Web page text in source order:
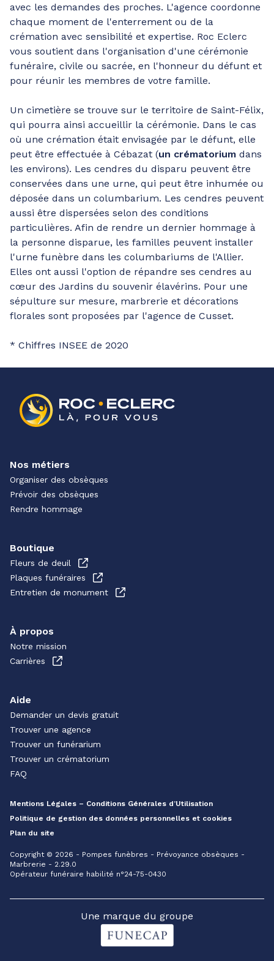
avec les demandes des proches. L'agence coordonne
chaque moment de l'enterrement ou de la
crémation avec sensibilité et expertise. Roc Eclerc
vous soutient dans l'organisation d'une cérémonie
funéraire, civile ou sacrée, en l'honneur du défunt et
pour réunir les membres de votre famille.
Un cimetière se trouve sur le territoire de Saint-Félix,
qui pourra ainsi accueillir la cérémonie. Dans le cas
où une crémation était envisagée par le défunt, elle
peut être effectuée à Cébazat (un crématorium dans
les environs). Les cendres du disparu peuvent être
conservées dans une urne, qui peut être inhumée ou
déposée dans un columbarium. Les cendres peuvent
aussi être dispersées selon des conditions
particulières. Afin de rendre un dernier hommage à
la personne disparue, les familles peuvent installer
l'urne funèbre dans les columbariums de l'Allier.
Elles ont aussi l'option de répandre ses cendres au
cœur des Jardins du souvenir élavérins. Pour une
sépulture sur mesure, marbrerie et décorations
florales sont proposées par l'agence de Cusset.
* Chiffres INSEE de 2020
Nos métiers
Organiser des obsèques
Prévoir des obsèques
Rendre hommage
Boutique
Fleurs de deuil
Plaques funéraires
Entretien de monument
À propos
Notre mission
Carrières
Aide
Demander un devis gratuit
Trouver une agence
Trouver un funérarium
Trouver un crématorium
FAQ
Mentions Légales – Conditions Générales d’Utilisation
Politique de gestion des données personnelles et cookies
Plan du site
Copyright © 2026 - Pompes funèbres - Prévoyance obsèques -
Marbrerie - 2.29.0
Opérateur funéraire habilité n°24-75-0430
Une marque du groupe